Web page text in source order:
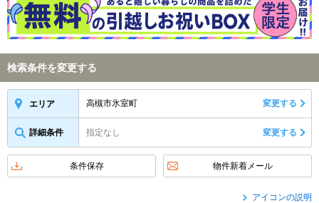
検索条件を変更する
エリア 高槻市氷室町 変更する
詳細条件 指定なし 変更する
条件保存 物件新着メール
アイコンの説明